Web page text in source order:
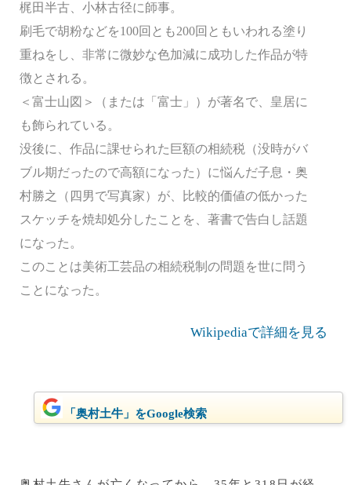
梶田半古、小林古径に師事。
刷毛で胡粉などを100回とも200回ともいわれる塗り
重ねをし、非常に微妙な色加減に成功した作品が特
徴とされる。
＜富士山図＞（または「富士」）が著名で、皇居に
も飾られている。
没後に、作品に課せられた巨額の相続税（没時がバ
ブル期だったので高額になった）に悩んだ子息・奥
村勝之（四男で写真家）が、比較的価値の低かった
スケッチを焼却処分したことを、著書で告白し話題
になった。
このことは美術工芸品の相続税制の問題を世に問う
ことになった。
Wikipediaで詳細を見る
「奥村土牛」をGoogle検索